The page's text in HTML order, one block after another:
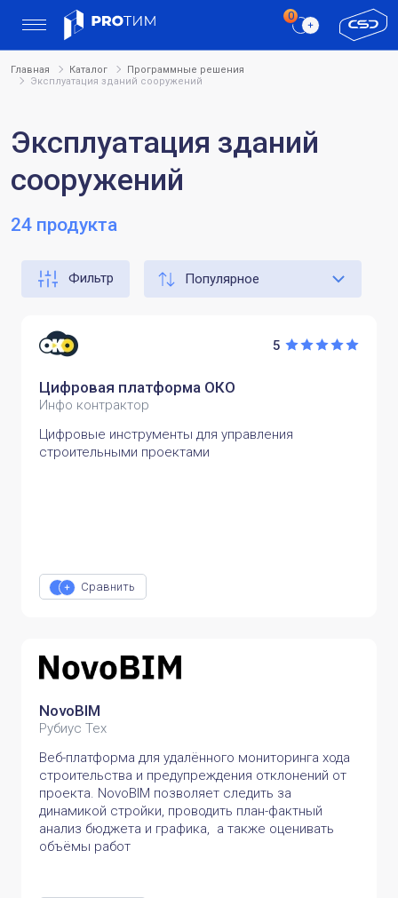
Главная Каталог
Программные решения
Эксплуатация зданий сооружений
Эксплуатация зданий
сооружений
24 продукта
Фильтр
5
Цифровая платформа ОКО
Инфо контрактор
Цифровые инструменты для управления
строительными проектами
Сравнить
NovoBIM
Рубиус Тех
Веб-платформа для удалённого мониторинга хода
строительства и предупреждения отклонений от
проекта. NovoBIM позволяет следить за
динамикой стройки, проводить план-фактный
анализ бюджета и графика, а также оценивать
объёмы работ